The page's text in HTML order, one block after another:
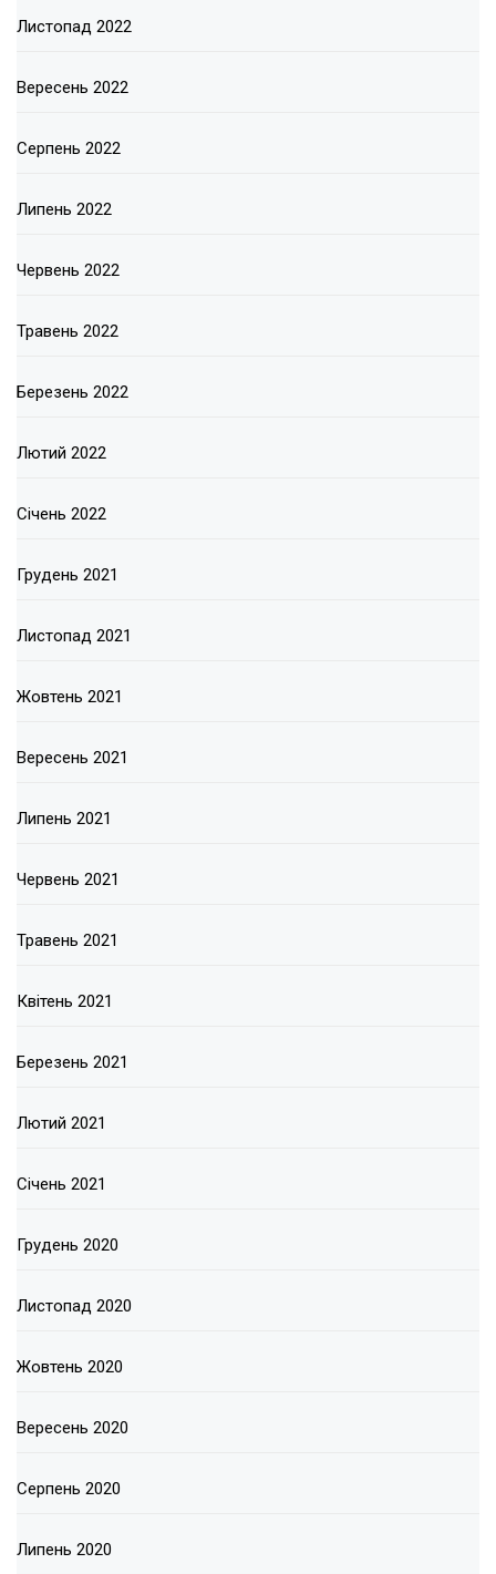
Листопад 2022
Вересень 2022
Серпень 2022
Липень 2022
Червень 2022
Травень 2022
Березень 2022
Лютий 2022
Січень 2022
Грудень 2021
Листопад 2021
Жовтень 2021
Вересень 2021
Липень 2021
Червень 2021
Травень 2021
Квітень 2021
Березень 2021
Лютий 2021
Січень 2021
Грудень 2020
Листопад 2020
Жовтень 2020
Вересень 2020
Серпень 2020
Липень 2020